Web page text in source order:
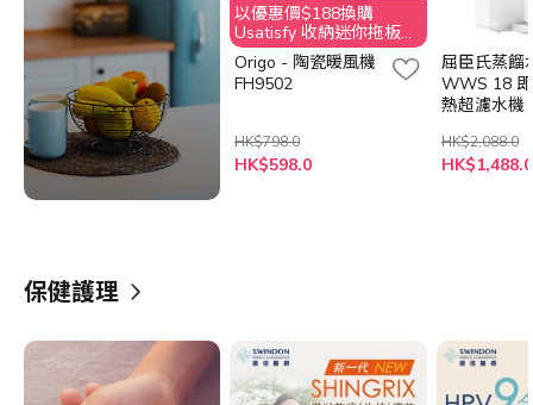
以優惠價$188換購
Usatisfy 收納迷你拖板
(原價$269)
Origo - 陶瓷暖風機
FH9502
HK$798.0
HK$598.0
屈臣氏蒸餾
WWS 18
熱超濾水機
HK$2,088.0
HK$1,488.0
保健護理